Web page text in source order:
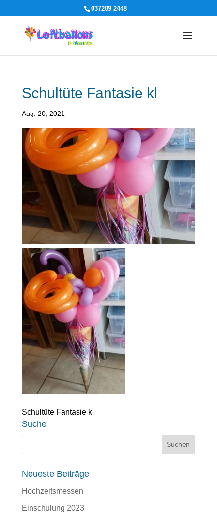
037209 2448
Schultüte Fantasie kl
Aug. 20, 2021
Schultüte Fantasie kl
Suche
Neueste Beiträge
Hochzeitsmessen
Einschulung 2023